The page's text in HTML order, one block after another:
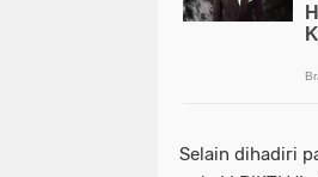
Selain dihadiri